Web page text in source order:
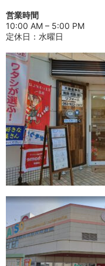
営業時間
10:00 AM – 5:00 PM
定休日：水曜日